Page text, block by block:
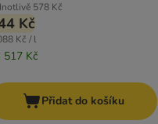
578 Kč
Kč
Kč / l
517 Kč
Přidat do košíku